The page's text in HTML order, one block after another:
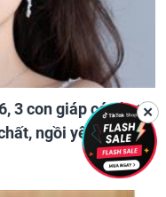
3 con giáp có phước
ngồi yên cũng tự
✕